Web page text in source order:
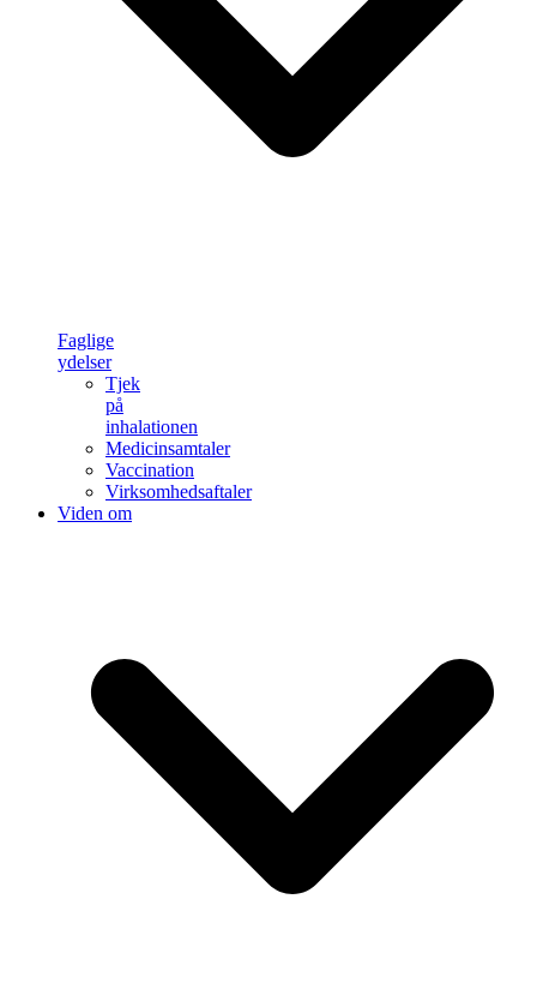
Faglige
ydelser
Tjek
på
inhalationen
Medicinsamtaler
Vaccination
Virksomhedsaftaler
Viden om